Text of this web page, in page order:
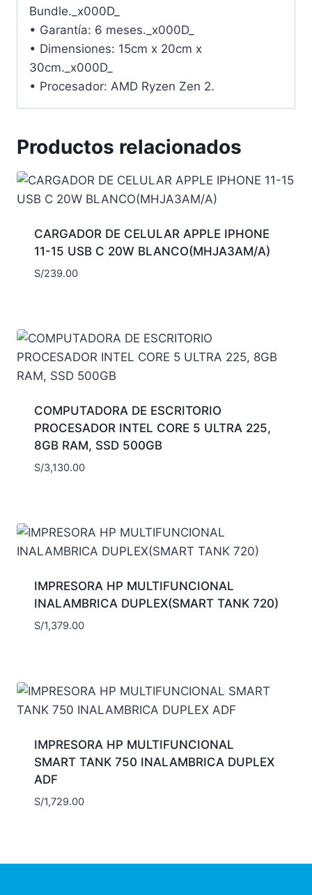
Bundle._x000D_
• Garantía: 6 meses._x000D_
• Dimensiones: 15cm x 20cm x
30cm._x000D_
• Procesador: AMD Ryzen Zen 2.
Productos relacionados
CARGADOR DE CELULAR APPLE IPHONE
11-15 USB C 20W BLANCO(MHJA3AM/A)
S/239.00
COMPUTADORA DE ESCRITORIO
PROCESADOR INTEL CORE 5 ULTRA 225,
8GB RAM, SSD 500GB
S/3,130.00
IMPRESORA HP MULTIFUNCIONAL
INALAMBRICA DUPLEX(SMART TANK 720)
S/1,379.00
IMPRESORA HP MULTIFUNCIONAL
SMART TANK 750 INALAMBRICA DUPLEX
ADF
S/1,729.00